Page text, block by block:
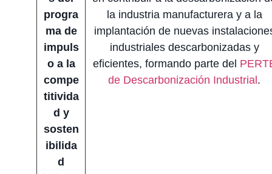
progra
ma de
impuls
o a la
compe
titivida
d y
sosten
ibilida
d
la industria manufacturera y a la
implantación de nuevas
industriales descarbonizadas y
eficientes, formando parte del
de Descarbonización Industrial .